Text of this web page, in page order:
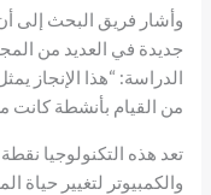
وأشار فريق البحث إلى
جديدة في العديد من
الدراسة: “هذا الإنجاز
من القيام بأنشطة كانت
تعد هذه التكنولوجيا
والكمبيوتر لتغيير حياة